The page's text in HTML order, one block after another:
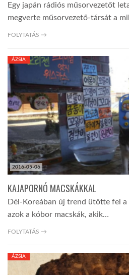
Egy japán rádiós műsorvezetőt
megverte műsorvezető-társát a
FOLYTATÁS →
2016-05-06
ÁZSIA
KAJAPORNÓ MACSKÁKKAL
Dél-Koreában új trend ütötte fel
azok a kóbor macskák, akik…
FOLYTATÁS →
ÁZSIA